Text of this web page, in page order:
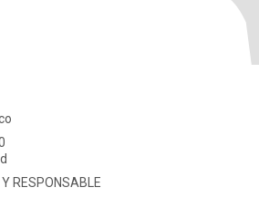
RESPONSABLE